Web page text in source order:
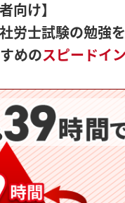
向け】
社労士試験の勉強
めのスピードイ